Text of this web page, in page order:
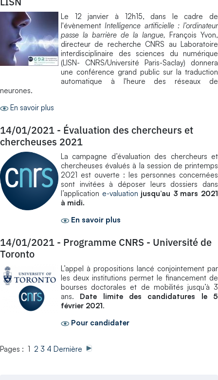
Le 12 janvier à 12h15, dans le cadre de
l'évènementIntelligence artificielle : l’ordinateur
passe la barrière de la langue, François Yvon,
directeur de recherche CNRS au Laboratoire
interdisciplinaire des sciences du numérique
(LISN- CNRS/Université Paris-Saclay) donnera
une conférence grand public sur la traduction
automatique à l'heure des réseaux de
neurones.
En savoir plus
14/01/2021 - Évaluation des chercheurs et
chercheuses 2021
La campagne d’évaluation des chercheurs et
chercheuses évalués à la session de printemps
2021 est ouverte : les personnes concernées
sont invitées à déposer leurs dossiers dans
l’application e-valuation jusqu’au 3 mars 2021
à midi.
En savoir plus
14/01/2021 - Programme CNRS - Université de
Toronto
L’appel à propositions lancé conjointement par
les deux institutions permet le financement de
bourses doctorales et de mobilités jusqu’à 3
ans. Date limite des candidatures le 5
février 2021.
Pour candidater
Pages : 1 2 3 4 Dernière